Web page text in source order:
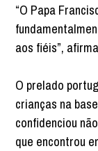
“O Papa
aos fiéis”,
O prelado
crianças na
confidenciou
que encontrou